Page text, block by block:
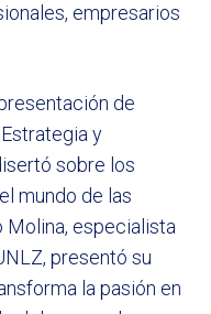
empresarios
de
y
sobre los
mundo de las
Molina, especialista
presentó su
la pasión en